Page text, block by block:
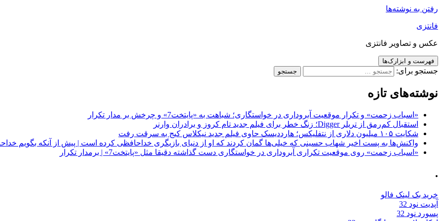
رفتن به نوشته‌ها
فانتزی
عکس و تصاویر فانتزی
فهرست و ابزارک‌ها
جستجو برای:
نوشته‌های تازه
«اسباب زحمت» و تکرار موقعیت آبروداری در خواستگاری؛ شباهت به «پایتخت7» و چرخش بر مدار تکرار
استقبال کم‌رمق از تریلر Digger؛ زنگ خطر برای فیلم جدید تام کروز و برادران وارنر
شکایت ۱۰۵ میلیون دلاری از نتفلیکس؛ هارددیسک حاوی فیلم جدید نیکلاس کیج به سرقت رفت
واکنش‌ها به پست اخیر شهاب حسینی که خیلی‌ها گمان کردند که او از دنیای بازیگری خداحافظی کرده است | پیش از آنکه بگویم
«اسباب زحمت» روی موقعیت تکراری آبروداری در خواستگاری دست گذاشته دقیقا مثل «پایتخت7» | برمدار تکرار
.
خرید بک لینک فالو
آپدیت نود 32
پسورد نود 32